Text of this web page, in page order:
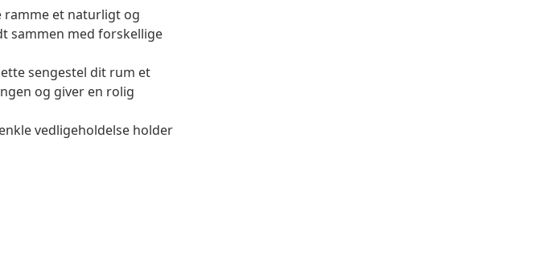
et naturligt og
sammen med forskellige
sengestel dit rum et
og giver en rolig
vedligeholdelse holder